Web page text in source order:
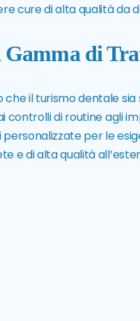
cure di alta qualità da
di
che il turismo dentale
controlli di routine agli
personalizzate per le
e di alta qualità